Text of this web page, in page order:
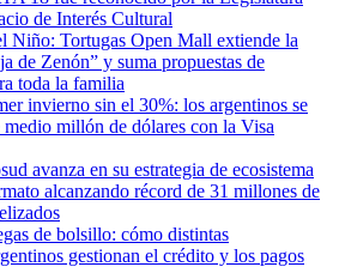
de Interés Cultural
Niño: Tortugas Open Mall extiende la
de Zenón” y suma propuestas de
toda la familia
invierno sin el 30%: los argentinos se
medio millón de dólares con la Visa
avanza en su estrategia de ecosistema
alcanzando récord de 31 millones de
de bolsillo: cómo distintas
gestionan el crédito y los pagos